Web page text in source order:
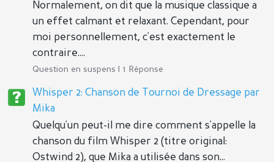
Normalement, on dit que la musique classique a
un effet calmant et relaxant. Cependant, pour
moi personnellement, c'est exactement le
contraire....
Question en suspens | 1 Réponse
Whisper 2: Chanson de Tournoi de Dressage par
Mika
Quelqu'un peut-il me dire comment s'appelle la
chanson du film Whisper 2 (titre original:
Ostwind 2), que Mika a utilisée dans son...